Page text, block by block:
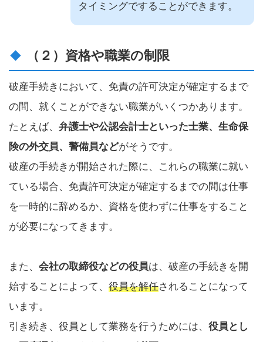
タイミングですることができます。
（２）資格や職業の制限
破産手続きにおいて、免責の許可決定が確定するまで
の間、就くことができない職業がいくつかあります。
たとえば、 弁護士や公認会計士といった士業、生命保
険の外交員、警備員などがそうです。
破産の手続きが開始された際に、これらの職業に就い
ている場合、免責許可決定が確定するまでの間は仕事
を一時的に辞めるか、資格を使わずに仕事をすること
が必要になってきます。
また、 会社の取締役などの役員は、破産の手続きを開
始することによって、 役員を解任されることになって
います。
引き続き、役員として業務を行うためには、 役員とし